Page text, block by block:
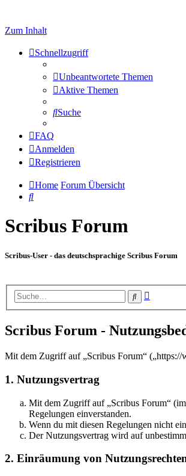
Zum Inhalt
Schnellzugriff
Unbeantwortete Themen
Aktive Themen
Suche
FAQ
Anmelden
Registrieren
Home Forum Übersicht
Suche
Scribus Forum
Scribus-User - das deutschsprachige Scribus Forum
Suche
Scribus Forum -
Mit dem Zugriff auf „Scribus Forum“ („https://
1. Nutzungsvertrag
Mit dem Zugriff auf „Scribus Forum“
Regelungen einverstanden.
Wenn du mit diesen Regelungen nicht
Der Nutzungsvertrag wird auf
2. Einräumung von